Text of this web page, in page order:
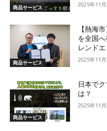
商品サービス 2025年11
商品サービス
【熱海
を全国
レンド
2025年11
商品サービス
日本で
は？
2025年11